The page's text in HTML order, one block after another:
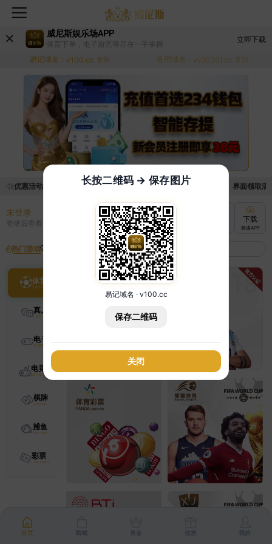
威尼斯娱乐场APP
体育下单，电子游艺等尽在一手掌握
立即下载
易记域名： v100.cc 复制 备用域名： vv20261.cc 复制
取优惠活动的手续麻烦，已新增优惠系统，现在可以前往【福利中心】界面领取
未登录
登录后查看 充值
快速到账
下载
极速APP
热门游戏
体育
真人
电子
电竞
棋牌
捕鱼
彩票
首页 商城 资金 优惠 我的
长按二维码 → 保存图片
易记域名 · v100.cc
保存二维码
关闭